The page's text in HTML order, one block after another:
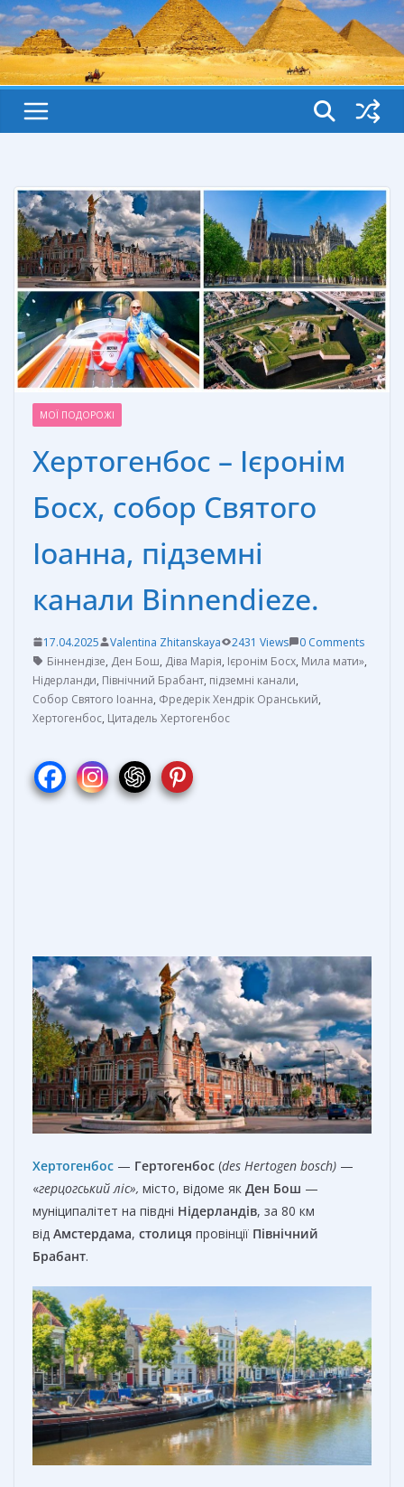
МОЇ ПОДОРОЖІ
Хертогенбос – Ієронім
Босх, собор Святого
Іоанна, підземні
канали Binnendieze.
17.04.2025 Valentina Zhitanskaya 2431 Views
0 Comments
Біннендізе, Ден Бош, Діва Марія, Ієронім Босх, Мила мати»,
Нідерланди, Північний Брабант, підземні канали,
Собор Святого Іоанна, Фредерік Хендрік Оранський,
Хертогенбос, Цитадель Хертогенбос
Хертогенбос — Гертогенбос (des Hertogen bosch) —
«герцогський ліс», місто, відоме як Ден Бош —
муніципалітет на півдні Нідерландів, за 80 км
від Амстердама, столиця провінції Північний
Брабант.